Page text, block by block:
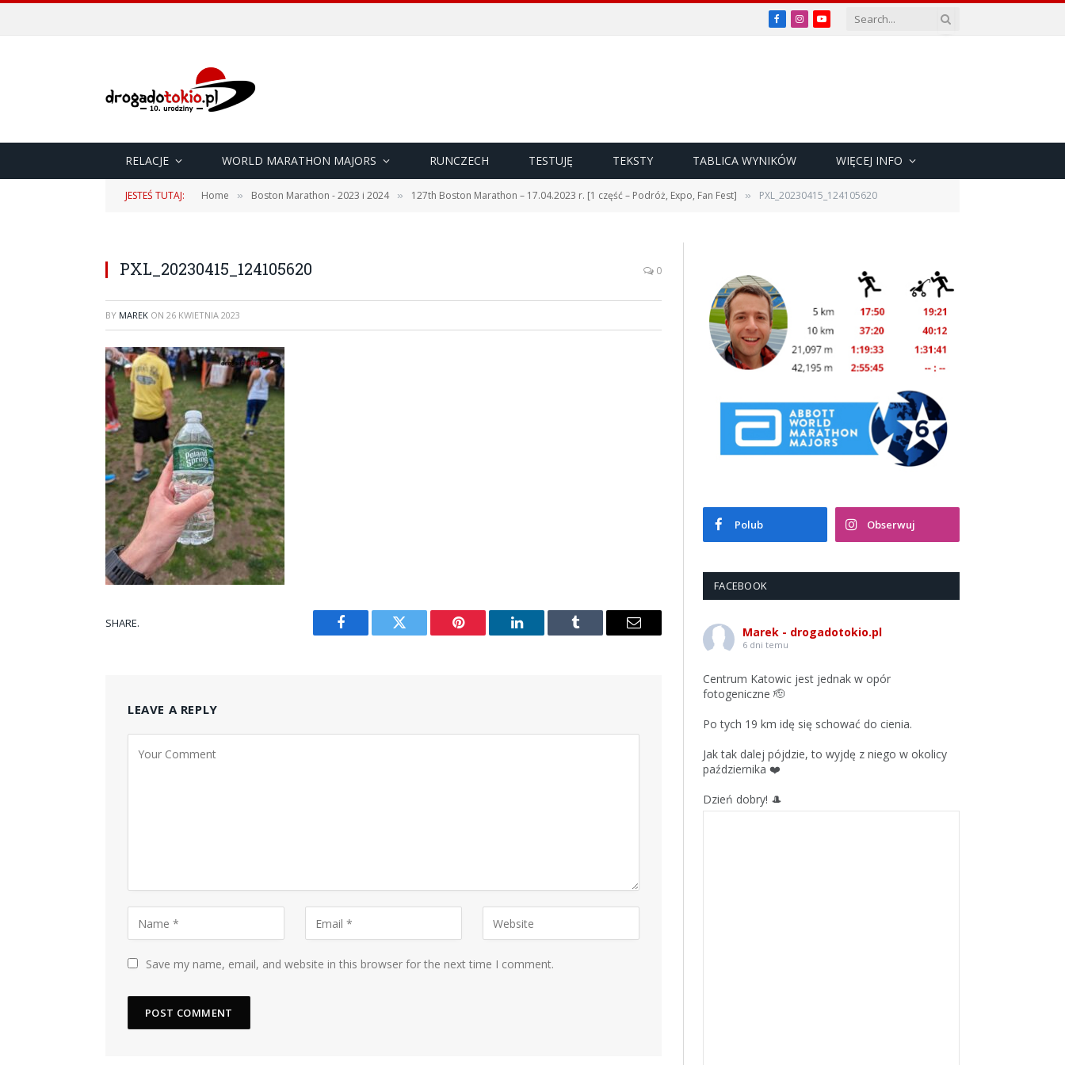
Facebook
InstagramYouTube
RELACJE WORLD MARATHON MAJORS RUNCZECH TESTUJĘ TEKSTY TABLICA WYNIKÓW WIĘCEJ INFO
JESTEŚ TUTAJ: Home » Boston Marathon - 2023 i 2024 » 127th Boston Marathon – 17.04.2023 r. [1 część – Podróż, Expo, Fan Fest] » PXL_20230415_124105620
PXL_20230415_124105620 0
BY MAREK ON 26 KWIETNIA 2023
SHARE.
Facebook Twitter Pinterest LinkedIn Tumblr Email
LEAVE A REPLY
Save my name, email, and website in this browser for the next time I comment.
Polub Obserwuj
FACEBOOK
Marek - drogadotokio.pl
6 dni temu
Centrum Katowic jest jednak w opór
fotogeniczne 🫡
Po tych 19 km idę się schować do cienia.
Jak tak dalej pójdzie, to wyjdę z niego w okolicy
października ❤️
Dzień dobry! 🎩